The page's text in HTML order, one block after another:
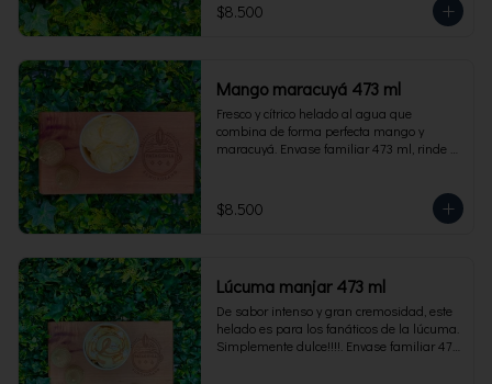
$8.500
Mango maracuyá 473 ml
Fresco y cítrico helado al agua que
combina de forma perfecta mango y
maracuyá. Envase familiar 473 ml, rinde 4
$8.500
Lúcuma manjar 473 ml
De sabor intenso y gran cremosidad, este
helado es para los fanáticos de la lúcuma.
Simplemente dulce!!!!. Envase familiar 473